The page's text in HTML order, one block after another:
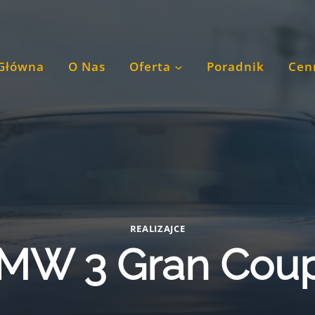
O Nas Oferta Poradnik
REALIZAJCE
3 Gran